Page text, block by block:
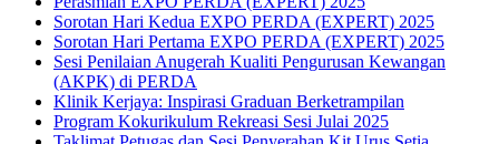
Sorotan Hari Kedua EXPO PERDA (EXPERT) 2025
Sorotan Hari Pertama EXPO PERDA (EXPERT) 2025
Sesi Penilaian Anugerah Kualiti Pengurusan Kewangan
(AKPK) di PERDA
Klinik Kerjaya: Inspirasi Graduan Berketrampilan
Program Kokurikulum Rekreasi Sesi Julai 2025